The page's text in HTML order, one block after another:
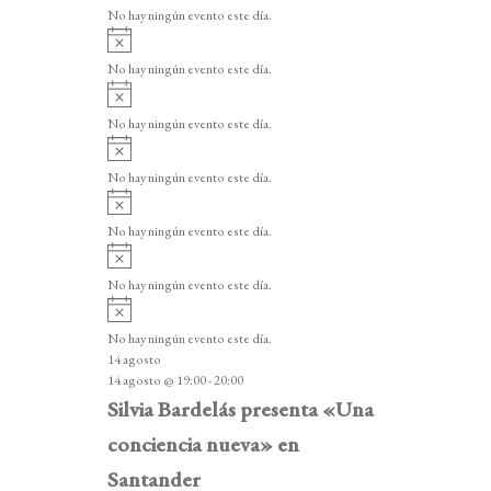
e
n
t
o
s
o
i
o
No hay ningún evento este día.
v
i
o
No hay ningún evento este día.
A
v
i
o
No hay ningún evento este día.
A
v
i
o
No hay ningún evento este día.
v
i
o
No hay ningún evento este día.
v
i
o
No hay ningún evento este día.
v
i
s
o
No hay ningún evento este día.
14 agosto
14 agosto @ 19:00-20:00
Silvia Bardelás presenta «Una
conciencia nueva» en
Santander